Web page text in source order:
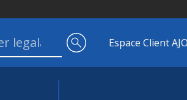
Espace Client AJO